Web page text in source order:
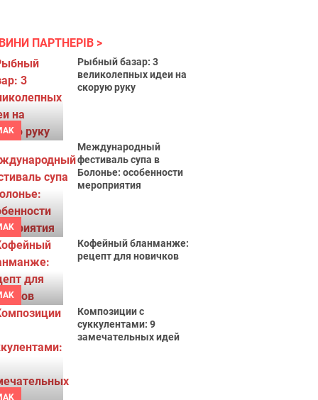
ПАРТНЕРІВ
Рыбный базар: 3
великолепных идеи на
скорую руку
Международный
фестиваль супа в
Болонье: особенности
мероприятия
Кофейный бланманже:
рецепт для новичков
Композиции с
суккулентами: 9
замечательных идей